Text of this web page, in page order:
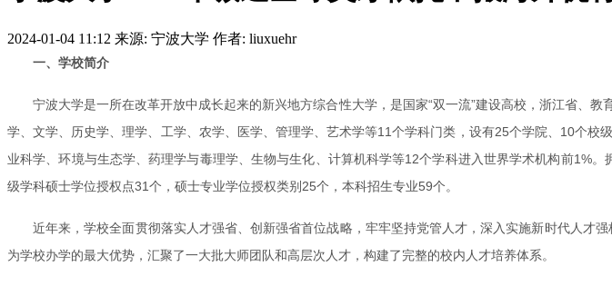
2024-01-04 11:12 来源: 宁波大学 作者: liuxuehr
一、学校简介
宁波大学是一所在改革开放中成长起来的新兴地方综合性大学，是国家“双一流”建设高校，浙江省、
学、文学、历史学、理学、工学、农学、医学、管理学、艺术学等11个学科门类，设有25个学院、10个
业科学、环境与生态学、药理学与毒理学、生物与生化、计算机科学等12个学科进入世界学术机构前1%
级学科硕士学位授权点31个，硕士专业学位授权类别25个，本科招生专业59个。
近年来，学校全面贯彻落实人才强省、创新强省首位战略，牢牢坚持党管人才，深入实施新时代人才
为学校办学的最大优势，汇聚了一大批大师团队和高层次人才，构建了完整的校内人才培养体系。